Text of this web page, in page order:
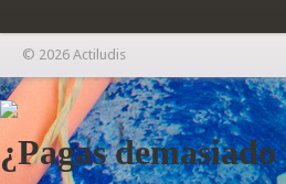
© 2026 Actiludis
×
¿Pagas